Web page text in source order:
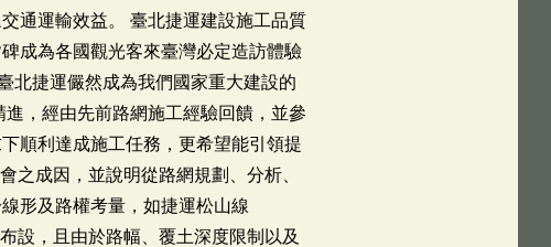
通運輸效益。 臺北捷運建設施工品質
成為各國觀光客來臺灣必定造訪體驗
北捷運儼然成為我們國家重大建設的
，經由先前路網施工經驗回饋，並參
順利達成施工任務，更希望能引領提
之成因，並說明從路網規劃、分析、
形及路權考量，如捷運松山線
設，且由於路幅、覆土深度限制以及